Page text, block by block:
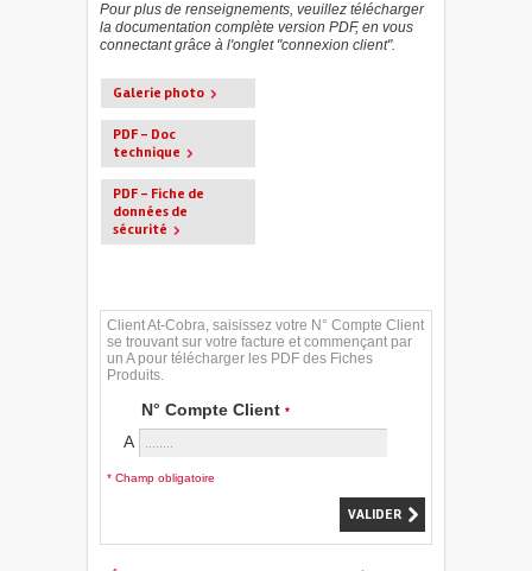
Pour plus de renseignements, veuillez télécharger
la documentation complète version PDF, en vous
connectant grâce à l'onglet "connexion client".
Galerie photo
PDF - Doc
technique
PDF - Fiche de
données de
sécurité
Client At-Cobra, saisissez votre N° Compte Client
se trouvant sur votre facture et commençant par
un A pour télécharger les PDF des Fiches
Produits.
N° Compte Client *
A
* Champ obligatoire